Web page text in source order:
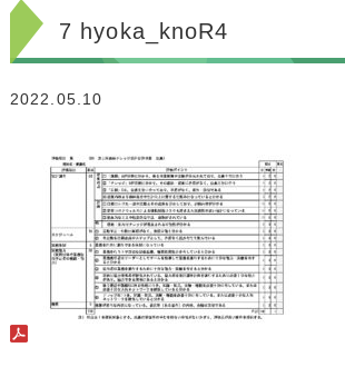
7 hyoka_knoR4
2022.05.10